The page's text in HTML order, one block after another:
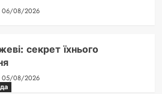
06/08/2026
секрет їхнього
05/08/2026